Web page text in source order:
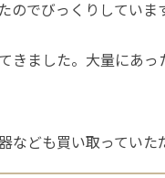
のでびっくりしていま
きました。大量にあ
なども買い取っていた